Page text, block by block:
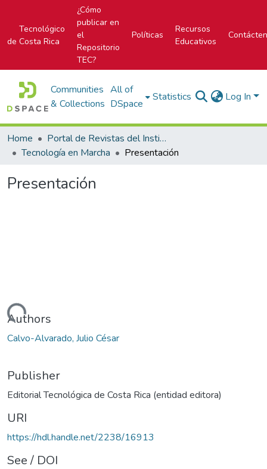
Tecnológico
de Costa Rica
¿Cómo
publicar en
el
Repositorio
TEC?
Políticas
Recursos
Educativos
Communities
& Collections
All of
DSpace
Statistics Log In
Home
Portal de Revistas del Instituto Tecnológico de Costa Rica
Tecnología en Marcha
Presentación
Presentación
Loading...
Authors
Calvo-Alvarado, Julio César
Publisher
Editorial Tecnológica de Costa Rica (entidad editora)
URI
https://hdl.handle.net/2238/16913
See / DOI